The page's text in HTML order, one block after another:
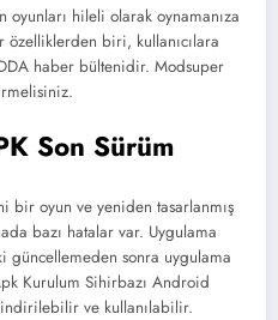
hileli olarak oynamanıza
özelliklerden biri, kullanıcılara
haber bültenidir. Modsuper
Son Sürüm
bir oyun ve yeniden tasarlanmış
bazı hatalar var. Uygulama
güncellemeden sonra uygulama
Kurulum Sihirbazı Android
indirilebilir ve kullanılabilir.